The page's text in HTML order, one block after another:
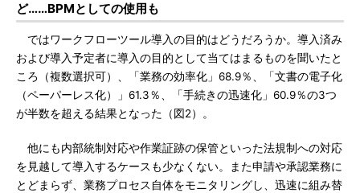
ど……BPMとしての使用も
ではワークフローツール導入の目的はどうだろうか。導入済み
および導入予定者に導入の目的として当てはまるものを聞いたと
ころ（複数選択可）、「業務の効率化」68.9％、「文書の電子化
（ペーパーレス化）」61.3％、「手続きの迅速化」60.9％の3つ
が半数を超える結果となった（図2）。
他にも内部統制対応や作業証跡の保管といった法規制への対応
を見越して導入するケースも少なくない。また申請や承認業務に
とどまらず、業務プロセス自体をモニタリングし、迅速に組み替